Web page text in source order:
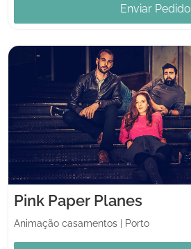
Enviar Pedido
Pink Paper Planes
Animação casamentos Porto